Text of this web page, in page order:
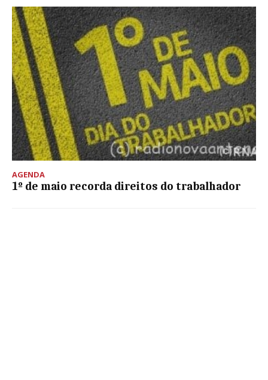
AGENDA
1º de maio recorda direitos do trabalhador